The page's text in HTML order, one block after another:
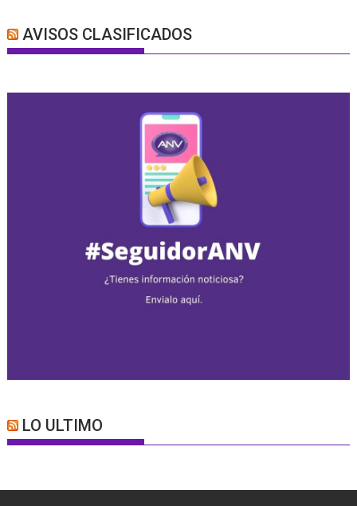
AVISOS CLASIFICADOS
LO ULTIMO